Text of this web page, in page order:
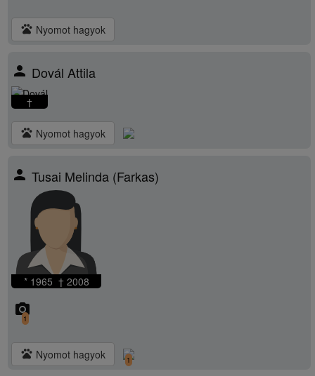
pets Nyomot hagyok
person Dovál Attila
†
pets Nyomot hagyok
person Tusai Melinda (Farkas)
* 1965 † 2008
camera_alt
1
pets Nyomot hagyok 1